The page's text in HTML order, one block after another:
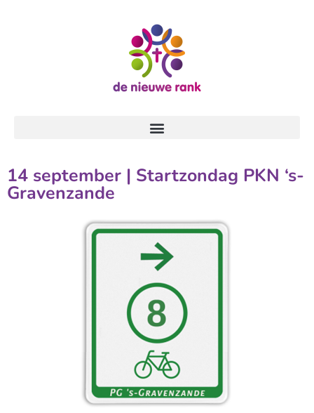
14 september | Startzondag PKN ‘s-
Gravenzande